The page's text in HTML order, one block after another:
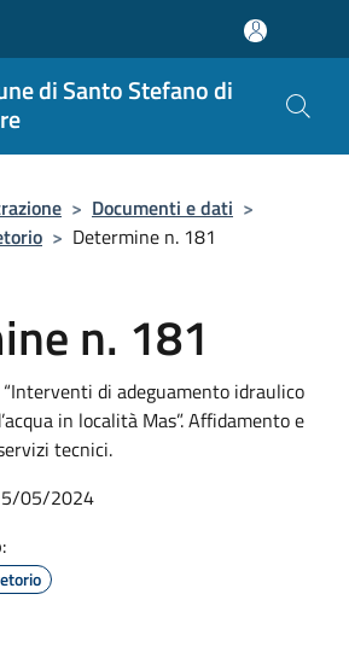
di Santo Stefano di
> Documenti e dati >
> Determine n. 181
n. 181
di adeguamento idraulico
in località Mas”. Affidamento e
tecnici.
05/2024
: